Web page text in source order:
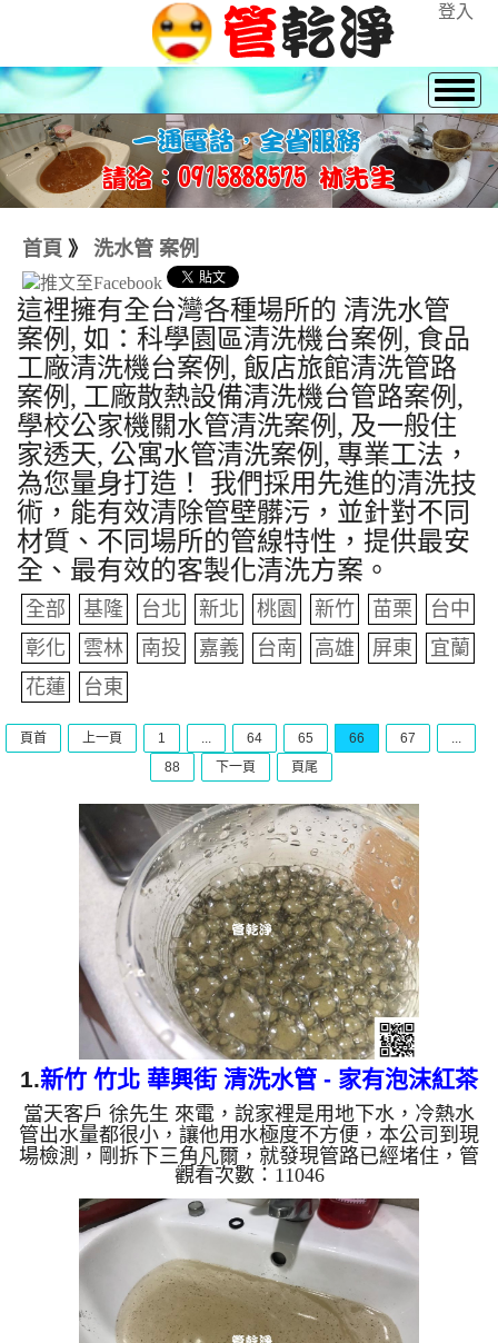
登入
首頁 》 洗水管 案例
這裡擁有全台灣各種場所的 清洗水管
案例, 如：科學園區清洗機台案例, 食品
工廠清洗機台案例, 飯店旅館清洗管路
案例, 工廠散熱設備清洗機台管路案例,
學校公家機關水管清洗案例, 及一般住
家透天, 公寓水管清洗案例, 專業工法，
為您量身打造！ 我們採用先進的清洗技
術，能有效清除管壁髒污，並針對不同
材質、不同場所的管線特性，提供最安
全、最有效的客製化清洗方案。
全部 基隆 台北 新北 桃園 新竹 苗栗
台中
彰化
雲林 南投 嘉義 台南 高雄 屏東
宜蘭
花蓮
台東
頁首 上一頁 1 ... 64 65 66 67
...
88
下一頁 頁尾
1.新竹 竹北 華興街 清洗水管 - 家有泡沫紅茶
當天客戶 徐先生 來電，說家裡是用地下水，冷熱水
管出水量都很小，讓他用水極度不方便，本公司到現
場檢測，剛拆下三角凡爾，就發現管路已經堵住，管
壁內盡是黑色的管垢，本公司架設 管路清洗機 ，開
始 清洗水管 ，黑色的髒水一直從水龍頭流出，有一
塊一塊的異物之外，出水還成泡沫狀，如下圖片及影
片，客戶 徐先生 發現家裡有泡沫紅茶，清洗過程
中，管路堵住三次，本公司改用特殊工法 洗水管 ，
水管清洗 約四個小時後，水管已正常出水，徐先生
很高興能正常用水了。 清洗水管, 水管清洗, 洗水管...
觀看次數：11046